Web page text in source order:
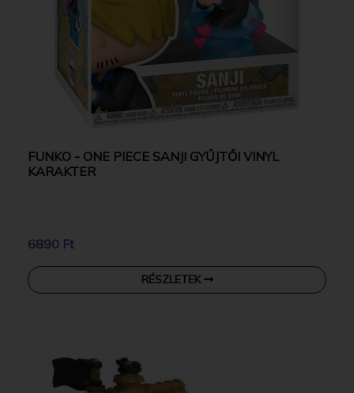
FUNKO - ONE PIECE SANJI GYŰJTŐI VINYL
KARAKTER
6890 Ft
RÉSZLETEK